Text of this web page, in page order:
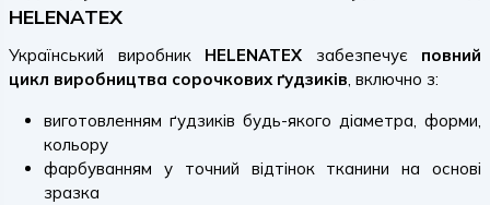
HELENATEX
Український виробник HELENATEX забезпечує повний
цикл виробництва сорочкових ґудзиків, включно з:
виготовленням ґудзиків будь-якого діаметра, форми,
кольору
фарбуванням у точний відтінок тканини на основі
зразка